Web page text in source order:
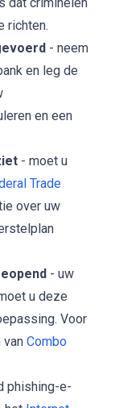
richten.
- neem
en leg de
en een
- moet u
Trade
over uw
- uw
u deze
Voor
van Combo
phishing-e-